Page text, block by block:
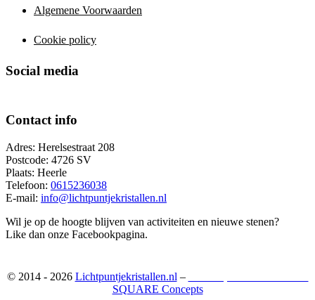
Algemene Voorwaarden
Cookie policy
Social media
Contact info
Adres: Herelsestraat 208
Postcode: 4726 SV
Plaats: Heerle
Telefoon: 0615236038
E-mail: info@lichtpuntjekristallen.nl
Wil je op de hoogte blijven van activiteiten en nieuwe stenen?
Like dan onze Facebookpagina.
© 2014 - 2026 Lichtpuntjekristallen.nl –
SQUARE Concepts